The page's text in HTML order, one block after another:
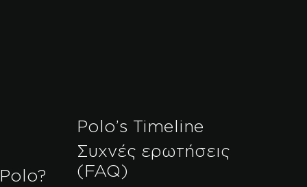
Polo’s Timeline
Συχνές ερωτήσεις
(FAQ)